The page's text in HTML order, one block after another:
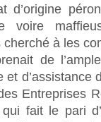
d’origine
voire
cherché à les
de
d’assistance
Entreprises
fait le pari